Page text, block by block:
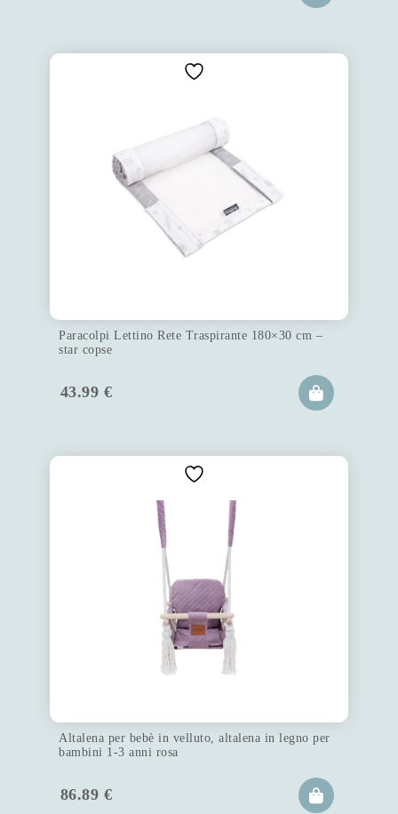
Paracolpi Lettino Rete Traspirante 180×30 cm –
star copse
43.99 €
Altalena per bebè in velluto, altalena in legno per
bambini 1-3 anni rosa
86.89 €